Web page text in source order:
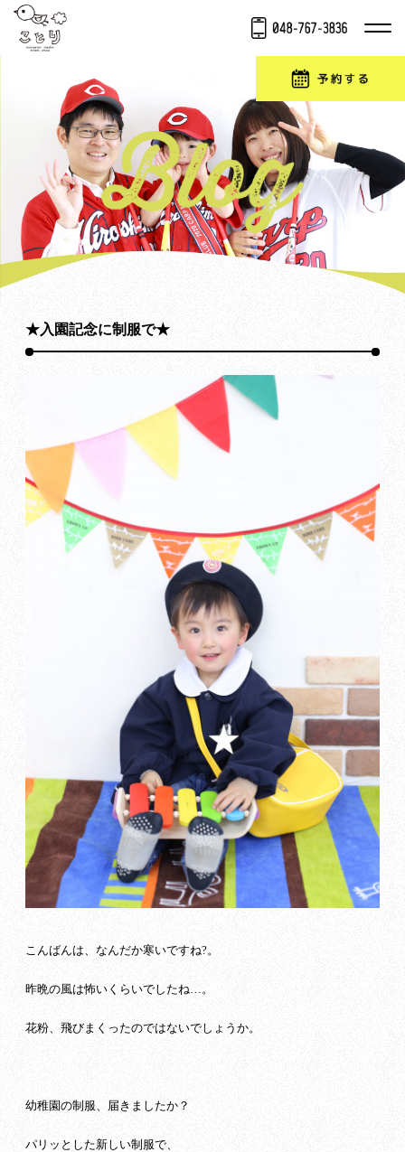
★入園記念に制服で★
こんばんは、なんだか寒いですね?。
昨晩の風は怖いくらいでしたね…。
花粉、飛びまくったのではないでしょうか。
幼稚園の制服、届きましたか？
パリッとした新しい制服で、